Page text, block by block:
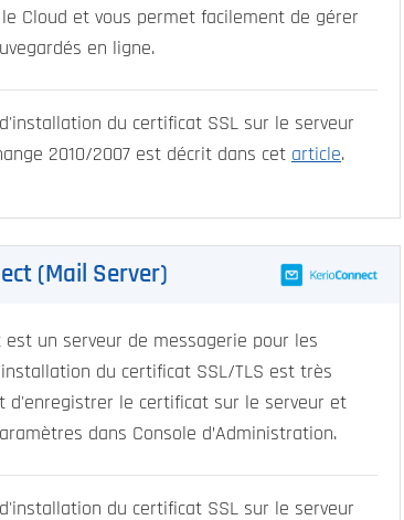
Cloud et vous permet facilement de gérer
en ligne.
du certificat SSL sur le serveur
2010/2007 est décrit dans cet article.
(Mail Server)
est un serveur de messagerie pour les
du certificat SSL/TLS est très
d'enregistrer le certificat sur le serveur et
dans Console d’Administration.
du certificat SSL sur le serveur